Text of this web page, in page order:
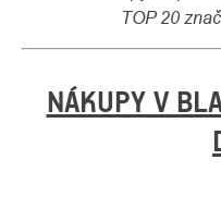
TOP 20
NÁKUPY V